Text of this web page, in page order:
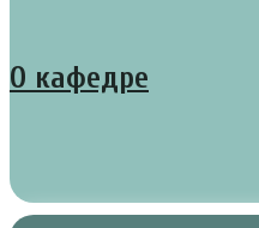
О кафедре